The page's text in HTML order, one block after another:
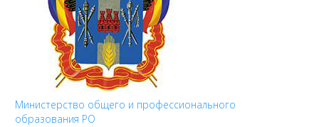
Министерство общего и профессионального
образования РО